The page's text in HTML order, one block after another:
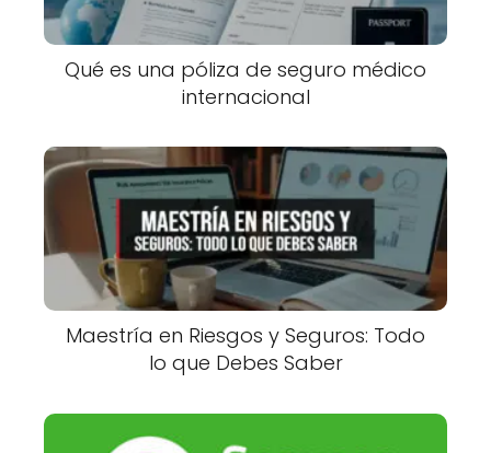
Qué es una póliza de seguro médico
internacional
Maestría en Riesgos y Seguros: Todo
lo que Debes Saber